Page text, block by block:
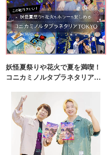
妖怪夏祭りや花火で夏を満喫！
コニカミノルタプラネタリア